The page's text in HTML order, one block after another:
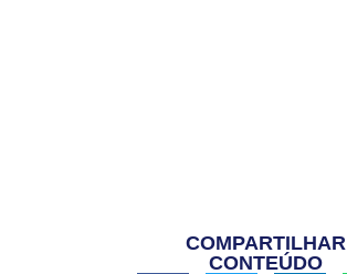
COMPARTILHAR
CONTEÚDO